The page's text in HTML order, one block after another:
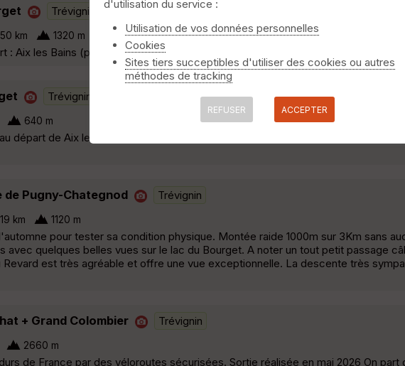
Trévignin
50 km 1320 m
: Aix les Bains (pk de la piscine) 230m Longue rando alternant moitié route,
Trévignin
640 m
départ de Aix les Bains, via le col du Chat. Superbes vues en balcon du côté de
de Pugny-Chategnod Trévignin
19 km 1120 m
pour tester sa condition physique. Montée raide 1000m sur 3Km sans
avec quelques belles vues sur le lac du Bourget. A noter un tout petit passage
est très agréable et offre une vue exceptionnelle. La descente très
+ Grand Colombier Trévignin
2660 m
de France par des véloroutes sécurisées. Sortie réalisée en mai 2026 On part
d'utilisation du service :
Utilisation de vos données personnelles
Cookies
Sites tiers succeptibles d'utiliser des cookies ou autres
méthodes de tracking
REFUSER ACCEPTER